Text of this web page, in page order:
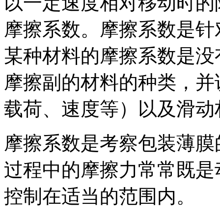
摩擦系数。摩擦系数是
某种材料的摩擦系数是
摩擦副的材料的种类，
载荷、速度等）以及滑动
摩擦系数是考察包装薄
过程中的摩擦力常常既
控制在适当的范围内。